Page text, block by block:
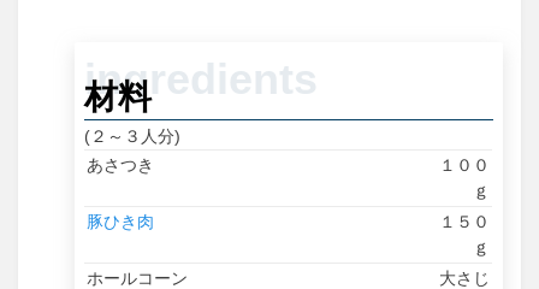
材料
(２～３人分)
あさつき
１００
ｇ
豚ひき肉
１５０
ｇ
ホールコーン
大さじ